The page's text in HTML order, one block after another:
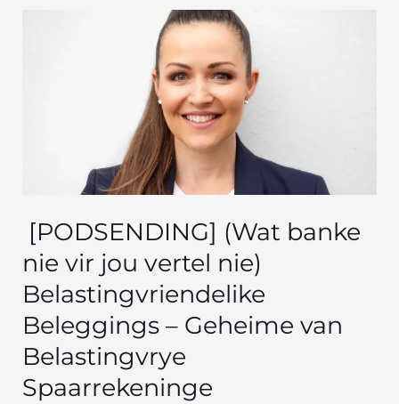
[PODSENDING] (Wat banke
nie vir jou vertel nie)
Belastingvriendelike
Beleggings – Geheime van
Belastingvrye
Spaarrekeninge
Belastingvriendelike
Beleggings
–
Geheime
van
Belastingvrye
Spaarrekeninge